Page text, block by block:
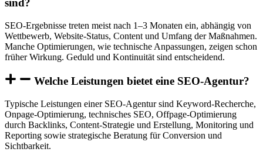
sind?
SEO-Ergebnisse treten meist nach 1–3 Monaten ein, abhängig von
Wettbewerb, Website-Status, Content und Umfang der Maßnahmen.
Manche Optimierungen, wie technische Anpassungen, zeigen schon
früher Wirkung. Geduld und Kontinuität sind entscheidend.
Welche Leistungen bietet eine SEO-Agentur?
Typische Leistungen einer SEO-Agentur sind Keyword-Recherche,
Onpage-Optimierung, technisches SEO, Offpage-Optimierung
durch Backlinks, Content-Strategie und Erstellung, Monitoring und
Reporting sowie strategische Beratung für Conversion und
Sichtbarkeit.